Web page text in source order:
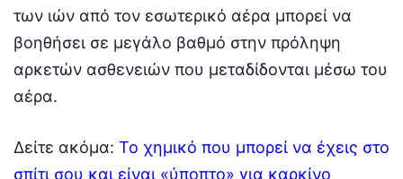
των ιών από τον εσωτερικό αέρα μπορεί να
βοηθήσει σε μεγάλο βαθμό στην πρόληψη
αρκετών ασθενειών που μεταδίδονται μέσω του
αέρα.
Δείτε ακόμα: Το χημικό που μπορεί να έχεις στο
σπίτι σου και είναι «ύποπτο» για καρκίνο